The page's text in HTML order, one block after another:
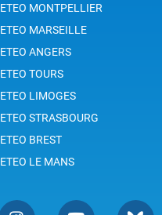
MONTPELLIER
MARSEILLE
ANGERS
TOURS
LIMOGES
STRASBOURG
BREST
LE MANS